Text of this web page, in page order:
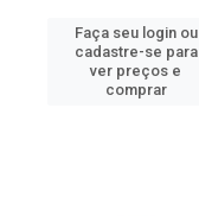
Faça seu login ou
cadastre-se para
ver preços e
comprar